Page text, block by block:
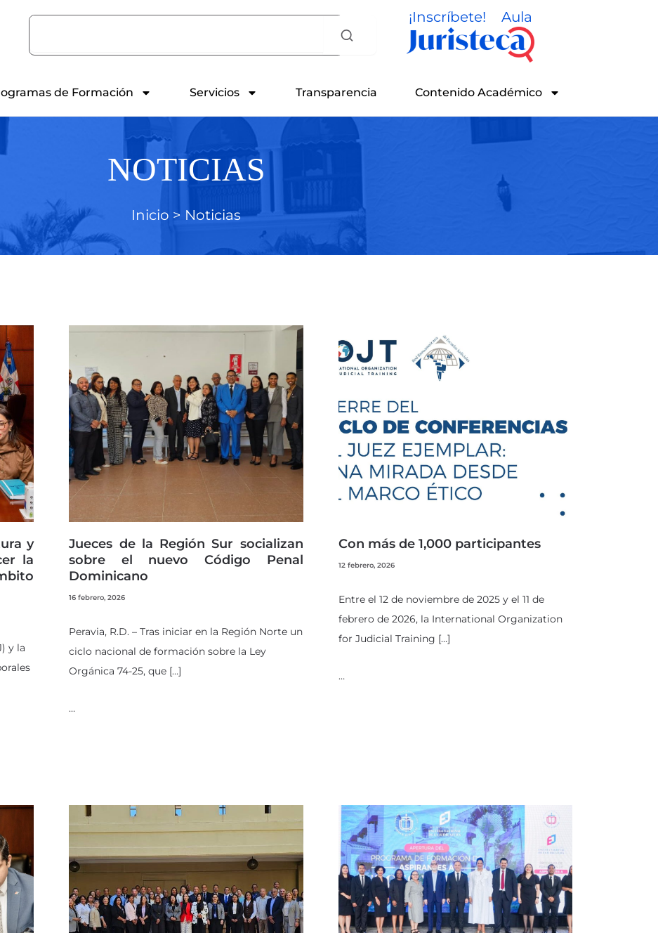
Search ¡Inscríbete! Aula
de Formación Servicios Transparencia Contenido Académico
NOTICIAS
Inicio > Noticias
y
la
y la
Jueces de la Región Sur socializan
sobre el nuevo Código Penal
Dominicano
16 febrero, 2026
Peravia, R.D. – Tras iniciar en la Región Norte un
ciclo nacional de formación sobre la Ley
Orgánica 74-25, que […]
…
Con más de 1,000 participantes
12 febrero, 2026
Entre el 12 de noviembre de 2025 y el 11 de
febrero de 2026, la International Organization
for Judicial Training […]
…
PagePagePagePagePage